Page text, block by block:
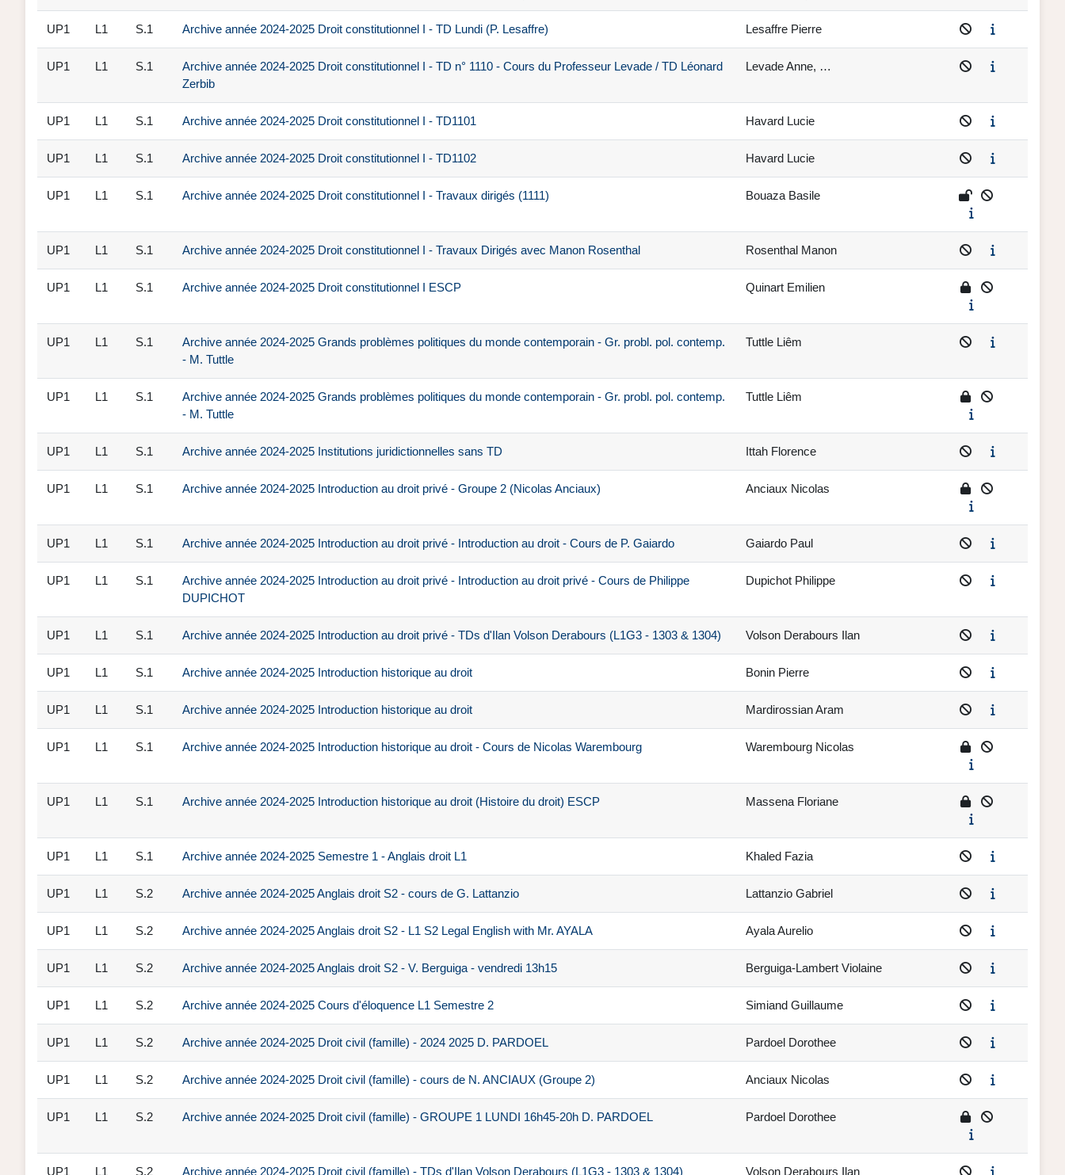
UP1 L1 S.1 Archive année 2024-2025 Droit constitutionnel I - TD Lundi (P. Lesaffre) Lesaffre Pierre
UP1 L1 S.1
Archive année 2024-2025 Droit constitutionnel I - TD n° 1110 - Cours du Professeur Levade / TD Léonard
Zerbib
Levade Anne, …
UP1 L1 S.1 Archive année 2024-2025 Droit constitutionnel I - TD1101 Havard Lucie
UP1 L1 S.1 Archive année 2024-2025 Droit constitutionnel I - TD1102 Havard Lucie
UP1 L1 S.1 Archive année 2024-2025 Droit constitutionnel I - Travaux dirigés (1111) Bouaza Basile
UP1 L1 S.1 Archive année 2024-2025 Droit constitutionnel I - Travaux Dirigés avec Manon Rosenthal Rosenthal Manon
UP1 L1 S.1 Archive année 2024-2025 Droit constitutionnel I ESCP Quinart Emilien
UP1 L1 S.1
Archive année 2024-2025 Grands problèmes politiques du monde contemporain - Gr. probl. pol. contemp.
- M. Tuttle
Tuttle Liêm
UP1 L1 S.1
Archive année 2024-2025 Grands problèmes politiques du monde contemporain - Gr. probl. pol. contemp.
- M. Tuttle
Tuttle Liêm
UP1 L1 S.1 Archive année 2024-2025 Institutions juridictionnelles sans TD Ittah Florence
UP1 L1 S.1 Archive année 2024-2025 Introduction au droit privé - Groupe 2 (Nicolas Anciaux) Anciaux Nicolas
UP1 L1 S.1 Archive année 2024-2025 Introduction au droit privé - Introduction au droit - Cours de P. Gaiardo Gaiardo Paul
UP1 L1 S.1
Archive année 2024-2025 Introduction au droit privé - Introduction au droit privé - Cours de Philippe
DUPICHOT
Dupichot Philippe
UP1 L1 S.1 Archive année 2024-2025 Introduction au droit privé - TDs d'Ilan Volson Derabours (L1G3 - 1303 & 1304) Volson Derabours Ilan
UP1 L1 S.1 Archive année 2024-2025 Introduction historique au droit Bonin Pierre
UP1 L1 S.1 Archive année 2024-2025 Introduction historique au droit Mardirossian Aram
UP1 L1 S.1 Archive année 2024-2025 Introduction historique au droit - Cours de Nicolas Warembourg Warembourg Nicolas
UP1 L1 S.1 Archive année 2024-2025 Introduction historique au droit (Histoire du droit) ESCP Massena Floriane
UP1 L1 S.1 Archive année 2024-2025 Semestre 1 - Anglais droit L1 Khaled Fazia
UP1 L1 S.2 Archive année 2024-2025 Anglais droit S2 - cours de G. Lattanzio Lattanzio Gabriel
UP1 L1 S.2 Archive année 2024-2025 Anglais droit S2 - L1 S2 Legal English with Mr. AYALA Ayala Aurelio
UP1 L1 S.2 Archive année 2024-2025 Anglais droit S2 - V. Berguiga - vendredi 13h15 Berguiga-Lambert Violaine
UP1 L1 S.2 Archive année 2024-2025 Cours d'éloquence L1 Semestre 2 Simiand Guillaume
UP1 L1 S.2 Archive année 2024-2025 Droit civil (famille) - 2024 2025 D. PARDOEL Pardoel Dorothee
UP1 L1 S.2 Archive année 2024-2025 Droit civil (famille) - cours de N. ANCIAUX (Groupe 2) Anciaux Nicolas
UP1 L1 S.2 Archive année 2024-2025 Droit civil (famille) - GROUPE 1 LUNDI 16h45-20h D. PARDOEL Pardoel Dorothee
UP1 L1 S.2 Archive année 2024-2025 Droit civil (famille) - TDs d'Ilan Volson Derabours (L1G3 - 1303 & 1304) Volson Derabours Ilan